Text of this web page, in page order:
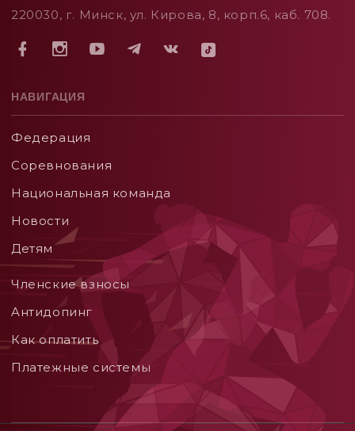
220030, г. Минск, ул. Кирова, 8, корп.6, каб. 708.
НАВИГАЦИЯ
Федерация
Соревнования
Национальная команда
Новости
Детям
Членские взносы
Aнтидопинг
Как оплатить
Платежные системы